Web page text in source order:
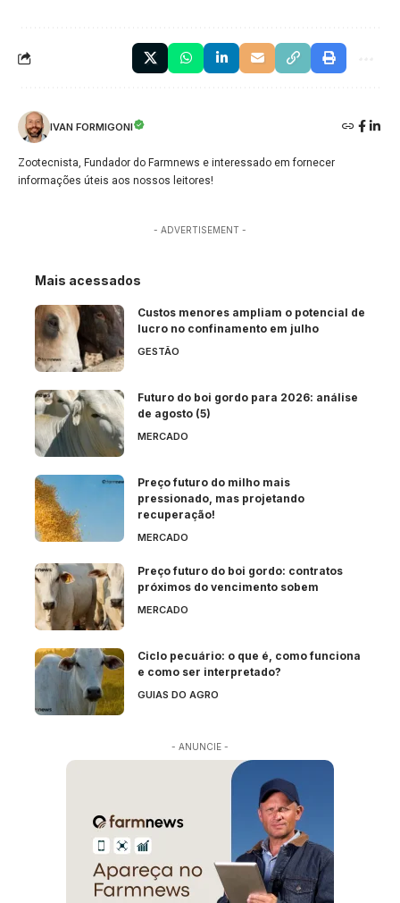
IVAN FORMIGONI
Zootecnista, Fundador do Farmnews e interessado em fornecer
informações úteis aos nossos leitores!
- ADVERTISEMENT -
Mais acessados
Custos menores ampliam o potencial de
lucro no confinamento em julho
GESTÃO
Futuro do boi gordo para 2026: análise
de agosto (5)
MERCADO
Preço futuro do milho mais
pressionado, mas projetando
recuperação!
MERCADO
Preço futuro do boi gordo: contratos
próximos do vencimento sobem
MERCADO
Ciclo pecuário: o que é, como funciona
e como ser interpretado?
GUIAS DO AGRO
- ANUNCIE -